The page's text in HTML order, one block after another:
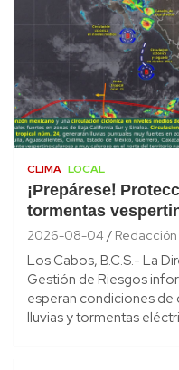
CLIMA LOCAL
¡Prepárese!
tormentas
2026-08-04 Redacción
Los Cabos, B.C.S.- La
Gestión de Riesgos
esperan condiciones de
lluvias y tormentas